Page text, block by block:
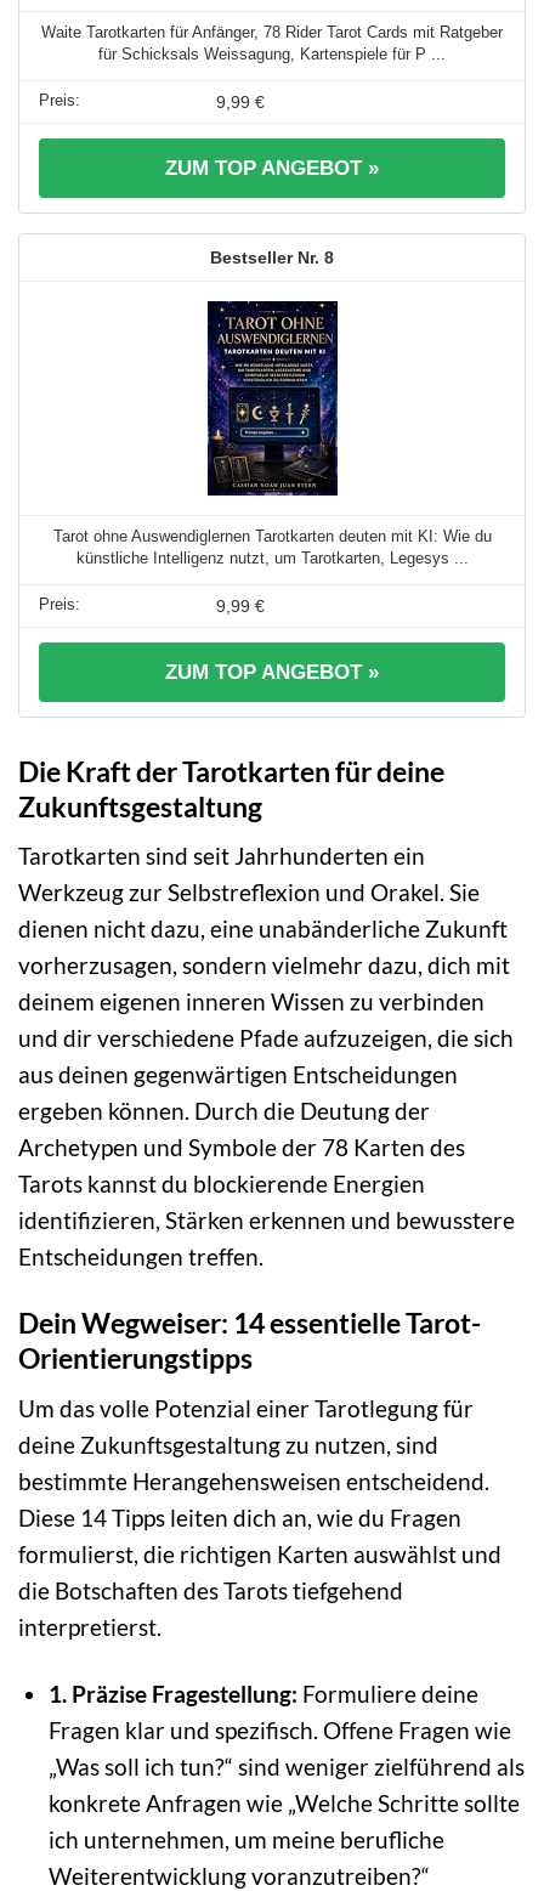
Waite Tarotkarten für Anfänger, 78 Rider Tarot Cards mit Ratgeber
für Schicksals Weissagung, Kartenspiele für P ...
9,99 €
ZUM TOP ANGEBOT »
8
Tarot ohne Auswendiglernen Tarotkarten deuten mit KI: Wie du
künstliche Intelligenz nutzt, um Tarotkarten, Legesys ...
9,99 €
ZUM TOP ANGEBOT »
Die Kraft der Tarotkarten für deine
Zukunftsgestaltung
Tarotkarten sind seit Jahrhunderten ein
Werkzeug zur Selbstreflexion und Orakel. Sie
dienen nicht dazu, eine unabänderliche Zukunft
vorherzusagen, sondern vielmehr dazu, dich mit
deinem eigenen inneren Wissen zu verbinden
und dir verschiedene Pfade aufzuzeigen, die sich
aus deinen gegenwärtigen Entscheidungen
ergeben können. Durch die Deutung der
Archetypen und Symbole der 78 Karten des
Tarots kannst du blockierende Energien
identifizieren, Stärken erkennen und bewusstere
Entscheidungen treffen.
Dein Wegweiser: 14 essentielle Tarot-
Orientierungstipps
Um das volle Potenzial einer Tarotlegung für
deine Zukunftsgestaltung zu nutzen, sind
bestimmte Herangehensweisen entscheidend.
Diese 14 Tipps leiten dich an, wie du Fragen
formulierst, die richtigen Karten auswählst und
die Botschaften des Tarots tiefgehend
interpretierst.
1. Präzise Fragestellung: Formuliere deine
Fragen klar und spezifisch. Offene Fragen wie
„Was soll ich tun?“ sind weniger zielführend als
konkrete Anfragen wie „Welche Schritte sollte
ich unternehmen, um meine berufliche
Weiterentwicklung voranzutreiben?“